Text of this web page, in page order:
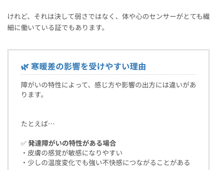
けれど、それは決して弱さではなく、体や心のセンサーがとても繊
細に働いている証でもあります。
🌿 寒暖差の影響を受けやすい理由
障がいの特性によって、感じ方や影響の出方には違いがあ
ります。
たとえば…
✅発達障がいの特性がある場合
・皮膚の感覚が敏感になりやすい
・少しの温度変化でも強い不快感につながることがある